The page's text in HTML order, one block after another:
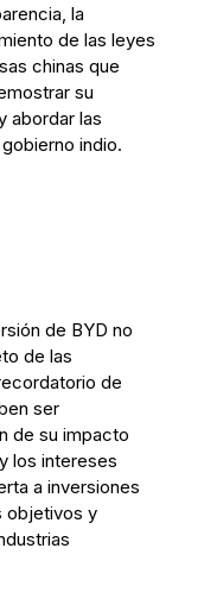
la
de las leyes
chinas que
su
abordar las
indio.
de BYD no
de las
de
ser
de su impacto
los intereses
a inversiones
objetivos y